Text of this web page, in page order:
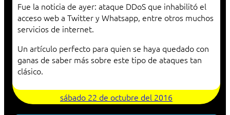
Fue la noticia de ayer: ataque DDoS que inhabilitó el
acceso web a Twitter y Whatsapp, entre otros muchos
servicios de internet.
Un artículo perfecto para quien se haya quedado con
ganas de saber más sobre este tipo de ataques tan
clásico.
sábado 22 de octubre del 2016